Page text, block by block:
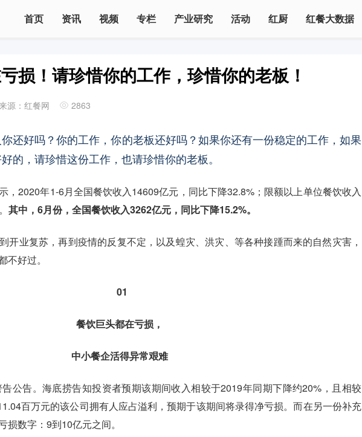
首页 资讯 视频 专栏 产业研究 活动 红厨 红餐大数据
损！请珍惜你的工作，珍惜你的老板！
来源：红餐网 2863
还好吗？你的工作，你的老板还好吗？如果你还有一份稳定的工作，如果
的，请珍惜这份工作，也请珍惜你的老板。
，2020年1-6月全国餐饮收入14609亿元，同比下降32.8%；限额以上单位餐饮收入
其中，6月份，全国餐饮收入3262亿元，同比下降15.2%。
开业复苏，再到疫情的反复不定，以及蝗灾、洪灾、等各种接踵而来的自然灾害，
好过。
01
餐饮巨头都在亏损，
中小餐企活得异常艰难
公告。海底捞告知投资者预期该期间收入相较于2019年同期下降约20%，且相较
百万元的该公司拥有人应占溢利，预期于该期间将录得净亏损。而在另一份补充
数字：9到10亿元之间。